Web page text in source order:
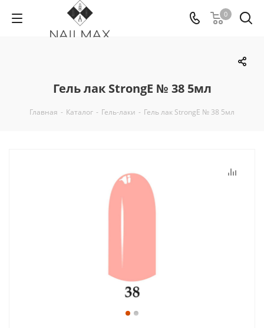
0
Гель лак StrongE № 38 5мл
Главная - Каталог - Гель-лаки - Гель лак StrongE № 38 5мл